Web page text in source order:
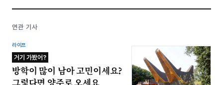
연관 기사
라이프
거기 가봤어?
방학이 많이 남아 고민이세요?
그렇다면 양주로 오세요